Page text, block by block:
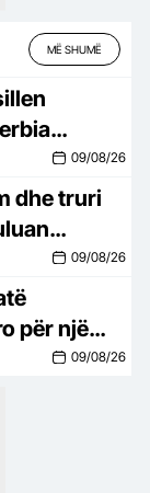
MË SHUMË
e rrjedhës
09/08/26
dhe truri
09/08/26
për një
09/08/26